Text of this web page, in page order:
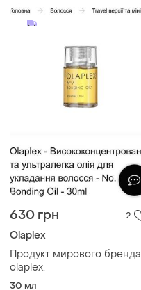
630 грн 2
Olaplex
Продукт мирового бренда
olaplex.
30 мл